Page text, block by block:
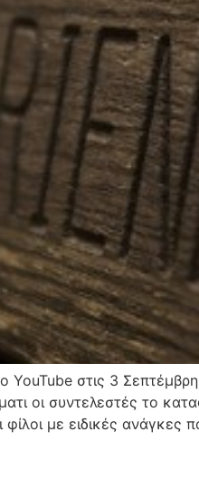
YouTube στις 3
οι συντελεστές το
με ειδικές ανάγκες